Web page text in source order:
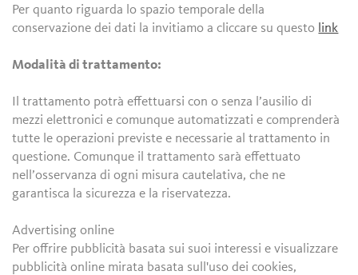
Per quanto riguarda lo spazio temporale della
conservazione dei dati la invitiamo a cliccare su questo link
Modalità di trattamento:
Il trattamento potrà effettuarsi con o senza l’ausilio di
mezzi elettronici e comunque automatizzati e comprenderà
tutte le operazioni previste e necessarie al trattamento in
questione. Comunque il trattamento sarà effettuato
nell’osservanza di ogni misura cautelativa, che ne
garantisca la sicurezza e la riservatezza.
Advertising online
Per offrire pubblicità basata sui suoi interessi e visualizzare
pubblicità online mirata basata sull'uso dei cookies,